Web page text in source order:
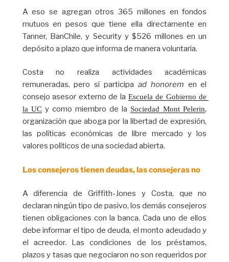
A eso se agregan otros 365 millones en fondos
mutuos en pesos que tiene ella directamente en
Tanner, BanChile, y Security y $526 millones en un
depósito a plazo que informa de manera voluntaria.
Costa no realiza actividades académicas
remuneradas, pero sí participa ad honorem en el
consejo asesor externo de la Escuela de Gobierno de
la UC y como miembro de la Sociedad Mont Pelerin,
organización que aboga por la libertad de expresión,
las políticas económicas de libre mercado y los
valores políticos de una sociedad abierta.
Los consejeros tienen deudas, las consejeras no
A diferencia de Griffith-Jones y Costa, que no
declaran ningún tipo de pasivo, los demás consejeros
tienen obligaciones con la banca. Cada uno de ellos
debe informar el tipo de deuda, el monto adeudado y
el acreedor. Las condiciones de los préstamos,
plazos y tasas que negociaron no son requeridos por